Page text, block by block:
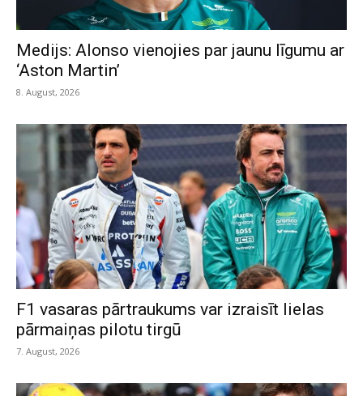
Medijs: Alonso vienojies par jaunu līgumu ar
‘Aston Martin’
8. August, 2026
F1 vasaras pārtraukums var izraisīt lielas
pārmaiņas pilotu tirgū
7. August, 2026